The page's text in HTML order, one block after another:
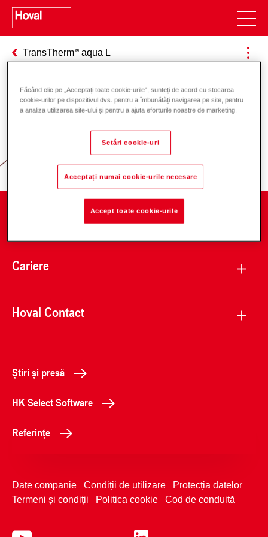
TransTherm aqua L
Responsabilitate pentru energie și
mediu
Cariere
Hoval Contact
Știri și presă
HK Select Software
Referințe
Date companie Condiții de utilizare
Protecția datelor
Termeni și condiții
Politica cookie Cod de conduită
Făcând clic pe „Acceptați toate cookie-urile”, sunteți de acord cu stocarea
cookie-urilor pe dispozitivul dvs. pentru a îmbunătăți navigarea pe site, pentru
a analiza utilizarea site-ului și pentru a ajuta eforturile noastre de marketing.
Setări cookie-uri
Acceptați numai cookie-urile necesare
Accept toate cookie-urile